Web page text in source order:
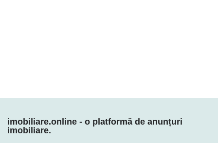
imobiliare.online - o platformă de anunțuri
imobiliare.